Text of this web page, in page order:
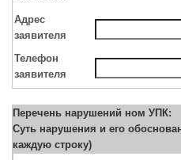
Адрес
заявителя
Телефон
заявителя
Перечень нарушений ном УПК:
Суть нарушения и его
каждую строку)